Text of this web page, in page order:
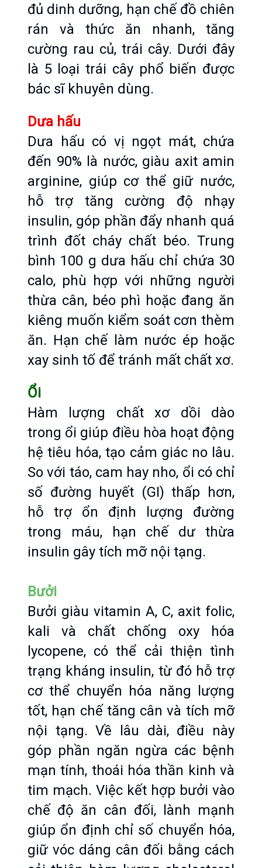
đủ dinh dưỡng, hạn chế đồ chiên
rán và thức ăn nhanh, tăng
cường rau củ, trái cây. Dưới đây
là 5 loại trái cây phổ biến được
bác sĩ khuyên dùng.
Dưa hấu
Dưa hấu có vị ngọt mát, chứa
đến 90% là nước, giàu axit amin
arginine, giúp cơ thể giữ nước,
hỗ trợ tăng cường độ nhạy
insulin, góp phần đẩy nhanh quá
trình đốt cháy chất béo. Trung
bình 100 g dưa hấu chỉ chứa 30
calo, phù hợp với những người
thừa cân, béo phì hoặc đang ăn
kiêng muốn kiểm soát cơn thèm
ăn. Hạn chế làm nước ép hoặc
xay sinh tố để tránh mất chất xơ.
Ổi
Hàm lượng chất xơ dồi dào
trong ổi giúp điều hòa hoạt động
hệ tiêu hóa, tạo cảm giác no lâu.
So với táo, cam hay nho, ổi có chỉ
số đường huyết (GI) thấp hơn,
hỗ trợ ổn định lượng đường
trong máu, hạn chế dư thừa
insulin gây tích mỡ nội tạng.
Bưởi
Bưởi giàu vitamin A, C, axit folic,
kali và chất chống oxy hóa
lycopene, có thể cải thiện tình
trạng kháng insulin, từ đó hỗ trợ
cơ thể chuyển hóa năng lượng
tốt, hạn chế tăng cân và tích mỡ
nội tạng. Về lâu dài, điều này
góp phần ngăn ngừa các bệnh
mạn tính, thoái hóa thần kinh và
tim mạch. Việc kết hợp bưởi vào
chế độ ăn cân đối, lành mạnh
giúp ổn định chỉ số chuyển hóa,
giữ vóc dáng cân đối bằng cách